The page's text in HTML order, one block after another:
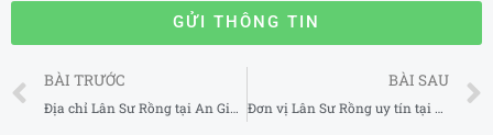
GỬI THÔNG TIN
Prev
BÀI TRƯỚC
Địa chỉ Lân Sư Rồng tại An Giang
BÀI SAU
Đơn vị Lân Sư Rồng uy tín tại Đắk Nông